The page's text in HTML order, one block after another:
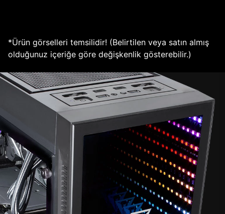
*Ürün görselleri temsilidir! (Belirtilen veya satın almış
olduğunuz içeriğe göre değişkenlik gösterebilir.)